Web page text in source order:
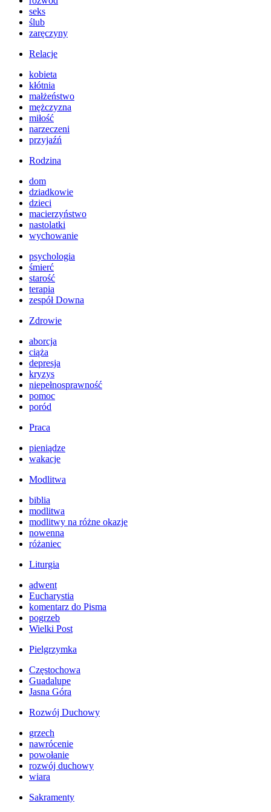
seks
ślub
zaręczyny
Relacje
kobieta
kłótnia
małżeństwo
mężczyzna
miłość
narzeczeni
przyjaźń
Rodzina
dom
dziadkowie
dzieci
macierzyństwo
nastolatki
wychowanie
psychologia
śmierć
starość
terapia
zespół Downa
Zdrowie
aborcja
ciąża
depresja
kryzys
niepełnosprawność
pomoc
poród
Praca
pieniądze
wakacje
Modlitwa
biblia
modlitwa
modlitwy na różne okazje
nowenna
różaniec
Liturgia
adwent
Eucharystia
komentarz do Pisma
pogrzeb
Wielki Post
Pielgrzymka
Częstochowa
Guadalupe
Jasna Góra
Rozwój Duchowy
grzech
nawrócenie
powołanie
rozwój duchowy
wiara
Sakramenty